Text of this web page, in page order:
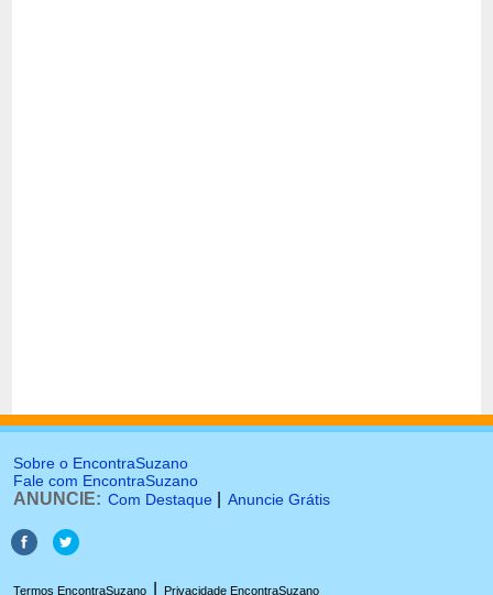
Sobre o EncontraSuzano
Fale com EncontraSuzano
ANUNCIE: Com Destaque Anuncie Grátis
Termos EncontraSuzano Privacidade EncontraSuzano